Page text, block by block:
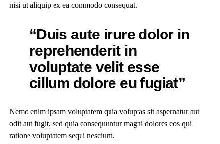
nisi ut aliquip ex ea commodo consequat.
“Duis aute irure dolor in
reprehenderit in
voluptate velit esse
cillum dolore eu fugiat”
Nemo enim ipsam voluptatem quia voluptas sit aspernatur aut
odit aut fugit, sed quia consequuntur magni dolores eos qui
ratione voluptatem sequi nesciunt.